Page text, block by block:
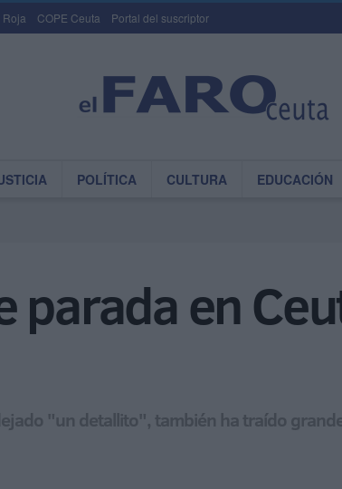
Roja COPE Ceuta Portal del suscriptor
POLÍTICA CULTURA EDUCACIÓN
parada en
"un detallito", también ha traído